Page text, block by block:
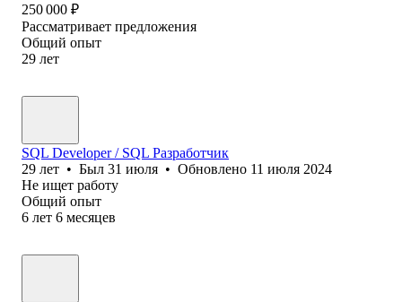
250 000 ₽
Рассматривает предложения
Общий опыт
29 лет
SQL Developer / SQL Разработчик
29 лет • Был 31 июля • Обновлено 11 июля 2024
Не ищет работу
Общий опыт
6 лет 6 месяцев